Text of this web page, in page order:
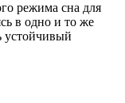
режима сна для
в одно и то же
устойчивый